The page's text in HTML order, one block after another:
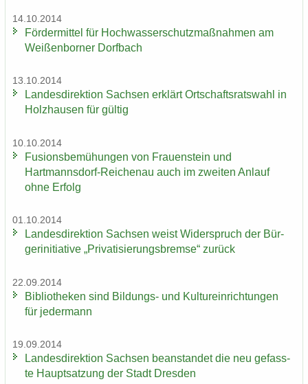
14.10.2014
För­der­mit­tel für Hoch­was­ser­schutz­maß­nah­men am
Wei­ßen­bor­ner Dorf­bach
13.10.2014
Lan­des­di­rek­ti­on Sach­sen er­klärt Ort­schafts­rats­wahl in
Holz­hau­sen für gül­tig
10.10.2014
Fu­si­ons­be­mü­hun­gen von Frau­en­stein und
Hartmannsdorf-​Reichenau auch im zwei­ten An­lauf
ohne Er­folg
01.10.2014
Lan­des­di­rek­ti­on Sach­sen weist Wi­der­spruch der Bür­
ger­initia­ti­ve „Pri­va­ti­sie­rungs­brem­se“ zu­rück
22.09.2014
Bi­blio­the­ken sind Bildungs-​ und Kul­tur­ein­rich­tun­gen
für je­der­mann
19.09.2014
Lan­des­di­rek­ti­on Sach­sen be­an­stan­det die neu ge­fass­
te Haupt­sat­zung der Stadt Dres­den